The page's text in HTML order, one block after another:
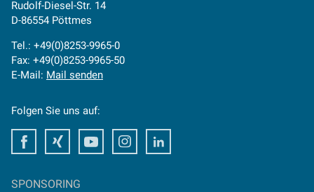
Rudolf-Diesel-Str. 14
D-86554 Pöttmes
Tel.: +49(0)8253-9965-0
Fax: +49(0)8253-9965-50
E-Mail: Mail senden
Folgen Sie uns auf:
FacebookXing Youtube Instagram
SPONSORING